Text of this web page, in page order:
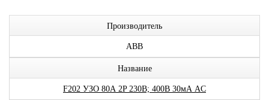
Производитель
ABB
Название
F202 УЗО 80А 2P 230В; 400В 30мА AC